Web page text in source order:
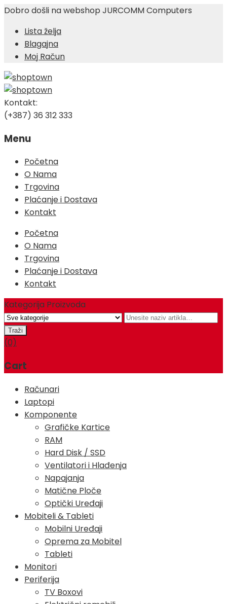
Dobro došli na webshop JURCOMM Computers
Lista želja
Blagajna
Moj Račun
Kontakt:
(+387) 36 312 333
Menu
Skip
content
Početna
O Nama
Trgovina
Plaćanje i Dostava
Kontakt
Početna
O Nama
Trgovina
Plaćanje i Dostava
Kontakt
Kategorija Proizvoda
(0)
Cart
Računari
Laptopi
Komponente
Grafičke Kartice
RAM
Hard Disk / SSD
Ventilatori i Hlađenja
Napajanja
Matične Ploče
Optički Uređaji
Mobiteli & Tableti
Mobilni Uređaji
Oprema za Mobitel
Tableti
Monitori
Periferija
TV Boxovi